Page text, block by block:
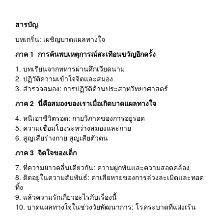
สารบัญ
บทเกริ่น: เผชิญบาดแผลทางใจ
ภาค 1 การค้นพบเหตุการณ์สะเทือนขวัญอีกครั้ง
1. บทเรียนจากทหารผ่านศึกเวียดนาม
2. ปฏิวัติความเข้าใจจิตและสมอง
3. สำรวจสมอง: การปฏิวัติด้านประสาทวิทยาศาสตร์
ภาค 2 นี่คือสมองของเราเมื่อเกิดบาดแผลทางใจ
4. หนีเอาชีวิตรอด: กายวิภาคของการอยู่รอด
5. ความเชื่อมโยงระหว่างสมองและกาย
6. สูญเสียร่างกาย สูญเสียตัวตน
ภาค 3 จิตใจของเด็ก
7. ที่ความยาวคลื่นเดียวกัน: ความผูกพันและความสอดคล้อง
8. ติดอยู่ในความสัมพันธ์: ค่าเสียหายของการล่วงละเมิดและทอด
ทิ้ง
9. แล้วความรักเกี่ยวอะไรกับเรื่องนี้
10. บาดแผลทางใจในช่วงวัยพัฒนาการ: โรคระบาดที่แฝงเร้น